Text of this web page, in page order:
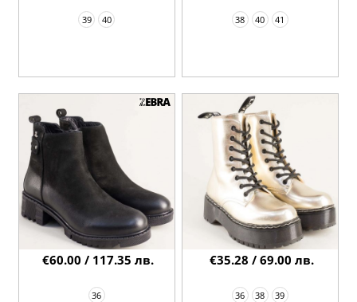
39 40 38 40 41
36
€60.00 / 117.35 лв.
36 38 39
€35.28 / 69.00 лв.